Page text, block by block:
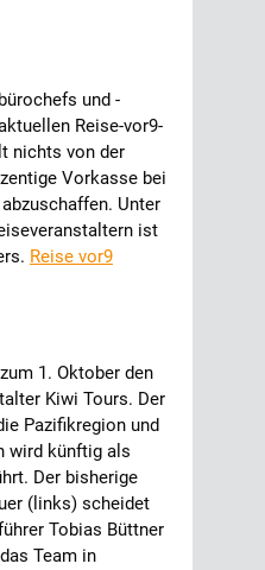
und -
Reise-vor9-
nichts von der
Vorkasse bei
Unter
ist
Reise vor9
1. Oktober den
Kiwi Tours. Der
Pazifikregion und
wird künftig als
Der bisherige
(links) scheidet
Tobias Büttner
Team in